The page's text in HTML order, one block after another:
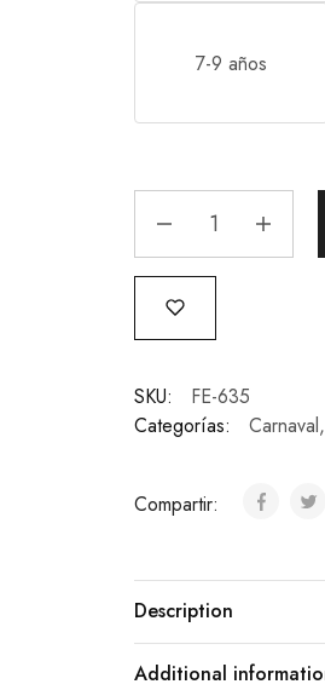
7-9 años
SKU:
FE-635
Categorías:
Carnaval,
Compartir:
Description
Additional